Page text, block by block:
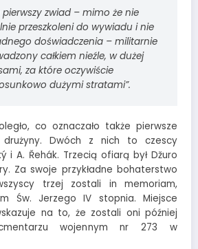
pierwszy zwiad – mimo że nie
przeszkoleni do wywiadu i nie
doświadczenia – militarnie
całkiem nieźle, w dużej
za które oczywiście
dużymi stratami”.
co oznaczało także pierwsze
Dwóch z nich to czescy
i A. Řehák. Trzecią ofiarą był Džuro
Za swoje przykładne bohaterstwo
trzej zostali in memoriam,
Św. Jerzego IV stopnia. Miejsce
na to, że zostali oni później
wojennym nr 273 w